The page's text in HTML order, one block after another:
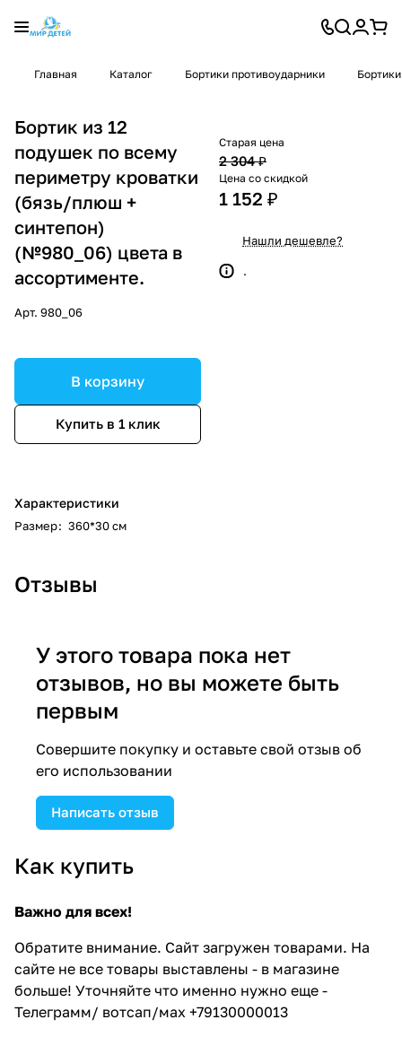
Главная Каталог Бортики противоударники
Бортик из 12
подушек по всему
периметру кроватки
(бязь/плюш +
синтепон)
(№980_06) цвета в
ассортименте.
Арт. 980_06
В корзину
Купить в 1 клик
Характеристики
Размер: 360*30 см
Старая цена
2 304 ₽
Цена со скидкой
1 152 ₽
Нашли дешевле?
.
Отзывы
У этого товара пока нет
отзывов, но вы можете быть
первым
Совершите покупку и оставьте свой отзыв об
его использовании
Написать отзыв
Как купить
Важно для всех!
Обратите внимание. Сайт загружен товарами. На
сайте не все товары выставлены - в магазине
больше! Уточняйте что именно нужно еще -
Телеграмм/ вотсап/мах +79130000013